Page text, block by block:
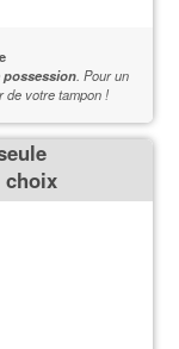
possession. Pour un
de votre tampon !
choix